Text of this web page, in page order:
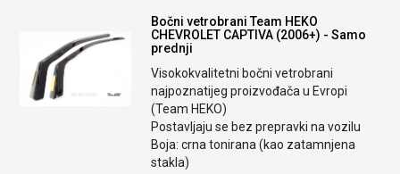
Bočni vetrobrani Team HEKO
CHEVROLET CAPTIVA (2006+) - Samo
prednji
Visokokvalitetni bočni vetrobrani
najpoznatijeg proizvođača u Evropi
(Team HEKO)
Postavljaju se bez prepravki na vozilu
Boja: crna tonirana (kao zatamnjena
stakla)